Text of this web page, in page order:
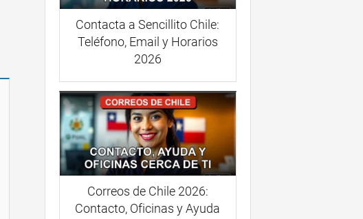
Contacta a Sencillito Chile:
Teléfono, Email y Horarios
2026
Correos de Chile 2026:
Contacto, Oficinas y Ayuda